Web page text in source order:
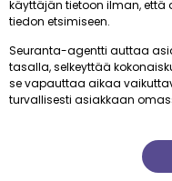
käyttäjän tietoon ilman,
tiedon etsimiseen.
Seuranta-agentti auttaa
tasalla, selkeyttää
se vapauttaa aikaa
turvallisesti asiakkaan